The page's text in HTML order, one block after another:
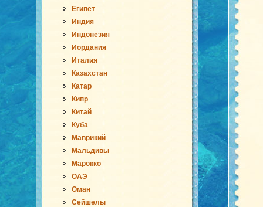
Египет
Индия
Индонезия
Иордания
Италия
Казахстан
Катар
Кипр
Китай
Куба
Маврикий
Мальдивы
Марокко
ОАЭ
Оман
Сейшелы